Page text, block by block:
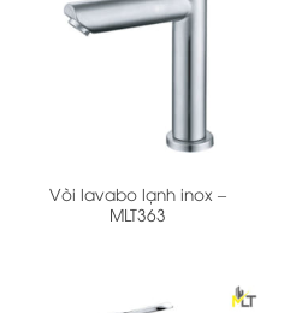
Vòi lavabo lạnh inox –
MLT363